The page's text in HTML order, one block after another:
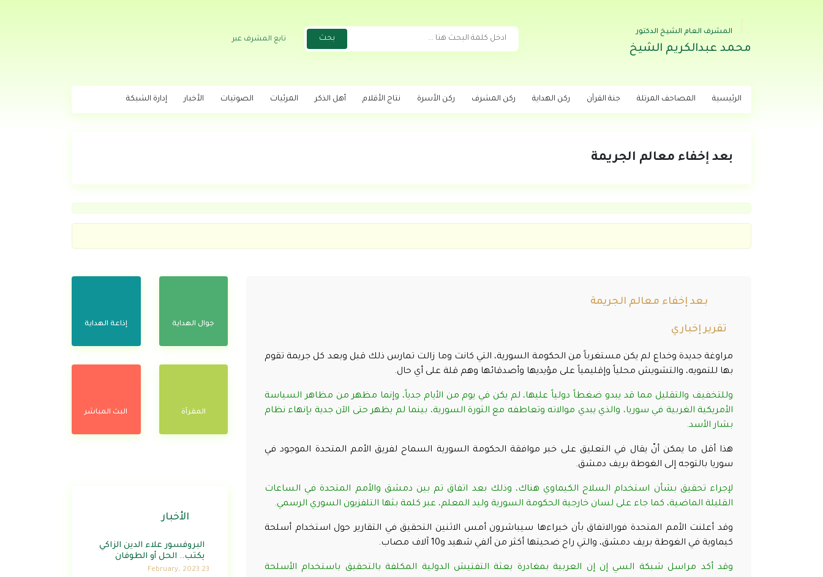
المشرف العام الشيخ الدكتور
محمد عبدالكريم الشيخ
تابع المشرف عبر
الرئيسية المصاحف المرتلة جنة القرآن ركن الهداية ركن المشرف ركن الأسرة نتاج الأقلام أهل الذكر المرئيات الصوتيات الأخبار إدارة الشبكة
بعد إخفاء معالم الجريمة
بعد إخفاء معالم الجريمة
تقرير إخباري
مراوغة جديدة وخداع لم يكن مستغرباً من الحكومة السورية، التي كانت وما زالت تمارس ذلك قبل وبعد كل جريمة تقوم
بها للتمويه، والتشويش محلياً وإقليمياً على مؤيديها وأصدقائها وهم قلة على أي حال.
وللتخفيف والتقليل مما قد يبدو ضغطاً دولياً عليها، لم يكن في يوم من الأيام جدياً، وإنما مظهر من مظاهر السياسة
الأمريكية الغربية في سوريا، والذي يبدي موالاته وتعاطفه مع الثورة السورية، بينما لم يظهر حتى الآن جدية بإنهاء نظام
بشار الأسد.
هذا أقل ما يمكن أنّ يقال في التعليق على خبر موافقة الحكومة السورية السماح لفريق الأمم المتحدة الموجود في
سوريا بالتوجه إلى الغوطة بريف دمشق.
لإجراء تحقيق بشأن استخدام السلاح الكيماوي هناك، وذلك بعد اتفاق تم بين دمشق والأمم المتحدة في الساعات
القليلة الماضية، كما جاء على لسان خارجية الحكومة السورية وليد المعلم، عبر كلمة بثها التلفزيون السوري الرسمي.
وقد أعلنت الأمم المتحدة فورالاتفاق بأن خبراءها سيباشرون أمس الاثنين التحقيق في التقارير حول استخدام أسلحة
كيماوية في الغوطة بريف دمشق، والتي راح ضحيتها أكثر من ألفي شهيد و10 آلاف مصاب.
وقد أكد مراسل شبكة السي إن إن العربية بمغادرة بعثة التفتيش الدولية المكلفة بالتحقيق باستخدام الأسلحة
جوال الهداية إذاعة الهداية
المقرآة البث المباشر
الأخبار
البروفسور علاء الدين الزاكي
يكتب.. الحل أو الطوفان
23 February، 2023